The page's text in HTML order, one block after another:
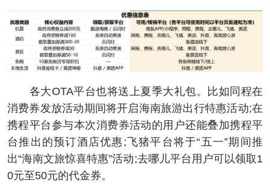
各大OTA平台也将送上夏季大礼包。比如同程在
消费券发放活动期间将开启海南旅游出行特惠活动;在
携程平台参与本次消费券活动的用户还能叠加携程平
台推出的预订酒店优惠;飞猪平台将于“五一”期间推
出“海南文旅惊喜特惠”活动;去哪儿平台用户可以领取1
0元至50元的代金券。